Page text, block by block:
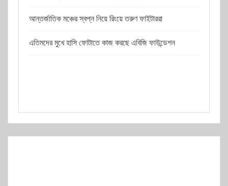
আন্তর্জাতিক মঞ্চের স্বপ্ন নিয়ে রিংয়ে তরুণ ফাইটাররা
এতিমদের মুখে হাসি ফোটাতে কাজ করছে এবিজি ফাউন্ডেশন